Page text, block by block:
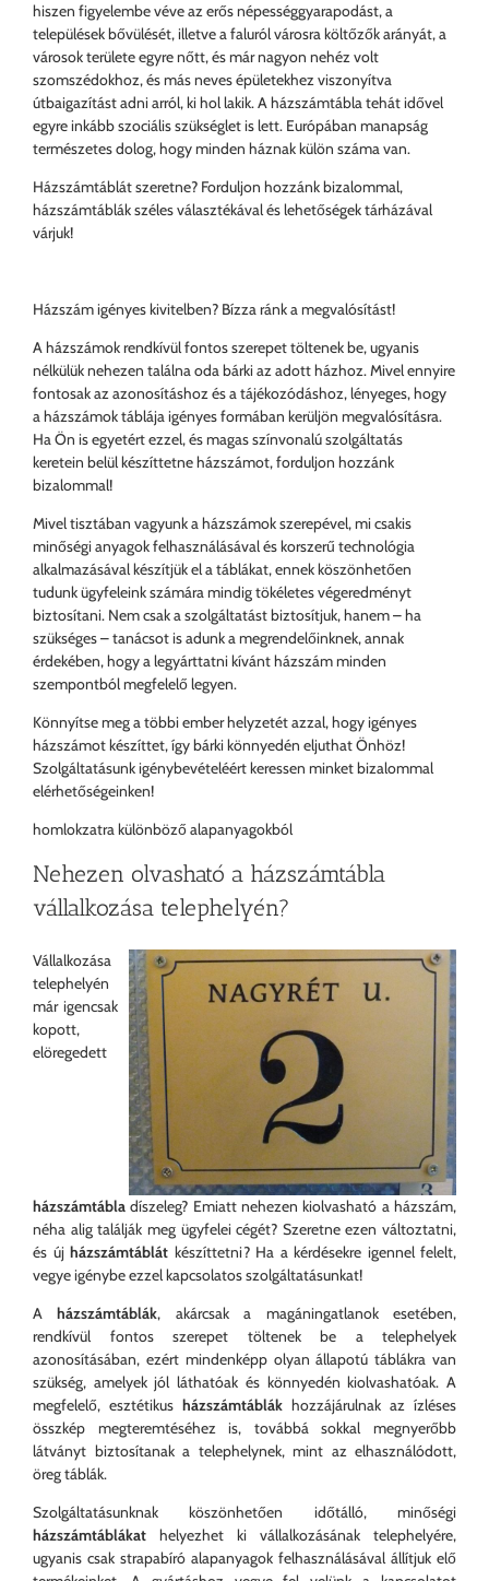
hiszen figyelembe véve az erős népességgyarapodást, a
települések bővülését, illetve a faluról városra költőzők arányát, a
városok területe egyre nőtt, és már nagyon nehéz volt
szomszédokhoz, és más neves épületekhez viszonyítva
útbaigazítást adni arról, ki hol lakik. A házszámtábla tehát idővel
egyre inkább szociális szükséglet is lett. Európában manapság
természetes dolog, hogy minden háznak külön száma van.
Házszámtáblát szeretne? Forduljon hozzánk bizalommal,
házszámtáblák széles választékával és lehetőségek tárházával
várjuk!
Házszám igényes kivitelben? Bízza ránk a megvalósítást!
A házszámok rendkívül fontos szerepet töltenek be, ugyanis
nélkülük nehezen találna oda bárki az adott házhoz. Mivel ennyire
fontosak az azonosításhoz és a tájékozódáshoz, lényeges, hogy
a házszámok táblája igényes formában kerüljön megvalósításra.
Ha Ön is egyetért ezzel, és magas színvonalú szolgáltatás
keretein belül készíttetne házszámot, forduljon hozzánk
bizalommal!
Mivel tisztában vagyunk a házszámok szerepével, mi csakis
minőségi anyagok felhasználásával és korszerű technológia
alkalmazásával készítjük el a táblákat, ennek köszönhetően
tudunk ügyfeleink számára mindig tökéletes végeredményt
biztosítani. Nem csak a szolgáltatást biztosítjuk, hanem – ha
szükséges – tanácsot is adunk a megrendelőinknek, annak
érdekében, hogy a legyárttatni kívánt házszám minden
szempontból megfelelő legyen.
Könnyítse meg a többi ember helyzetét azzal, hogy igényes
házszámot készíttet, így bárki könnyedén eljuthat Önhöz!
Szolgáltatásunk igénybevételéért keressen minket bizalommal
elérhetőségeinken!
homlokzatra különböző alapanyagokból
Nehezen olvasható a házszámtábla
vállalkozása telephelyén?
Vállalkozása
telephelyén
már igencsak
kopott,
elöregedett
házszámtábla díszeleg? Emiatt nehezen kiolvasható a házszám,
néha alig találják meg ügyfelei cégét? Szeretne ezen változtatni,
és új házszámtáblát készíttetni? Ha a kérdésekre igennel felelt,
vegye igénybe ezzel kapcsolatos szolgáltatásunkat!
A házszámtáblák, akárcsak a magáningatlanok esetében,
rendkívül fontos szerepet töltenek be a telephelyek
azonosításában, ezért mindenképp olyan állapotú táblákra van
szükség, amelyek jól láthatóak és könnyedén kiolvashatóak. A
megfelelő, esztétikus házszámtáblák hozzájárulnak az ízléses
összkép megteremtéséhez is, továbbá sokkal megnyerőbb
látványt biztosítanak a telephelynek, mint az elhasználódott,
öreg táblák.
Szolgáltatásunknak köszönhetően időtálló, minőségi
házszámtáblákat helyezhet ki vállalkozásának telephelyére,
ugyanis csak strapabíró alapanyagok felhasználásával állítjuk elő